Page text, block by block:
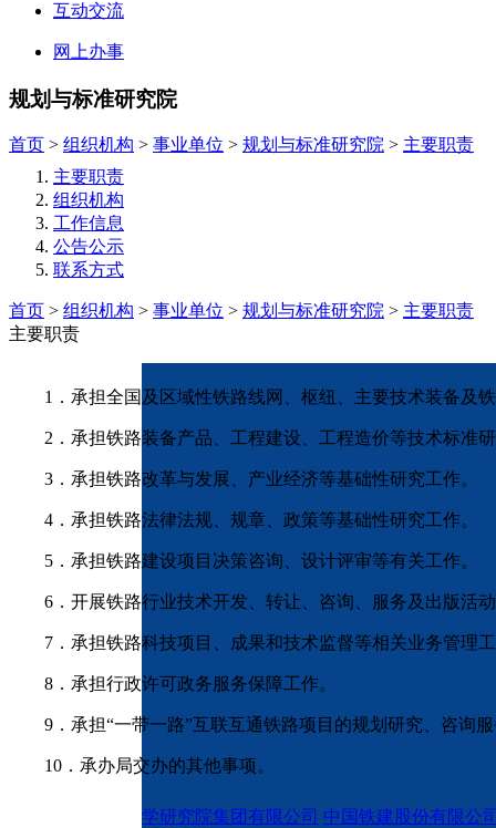
互动交流
网上办事
规划与标准研究院
首页 > 组织机构 > 事业单位 > 规划与标准研究院 > 主要职责
主要职责
组织机构
工作信息
公告公示
联系方式
首页 > 组织机构 > 事业单位 > 规划与标准研究院 > 主要职责
主要职责
1．承担全国及区域性铁路线网、枢纽、主要技术装备及
2．承担铁路装备产品、工程建设、工程造价等技术标准
3．承担铁路改革与发展、产业经济等基础性研究工作。
4．承担铁路法律法规、规章、政策等基础性研究工作。
5．承担铁路建设项目决策咨询、设计评审等有关工作。
6．开展铁路行业技术开发、转让、咨询、服务及出版活
7．承担铁路科技项目、成果和技术监督等相关业务管理
8．承担行政许可政务服务保障工作。
9．承担“一带一路”互联互通铁路项目的规划研究、咨询服
10．承办局交办的其他事项。
学研究院集团有限公司 中国铁建股份有限公